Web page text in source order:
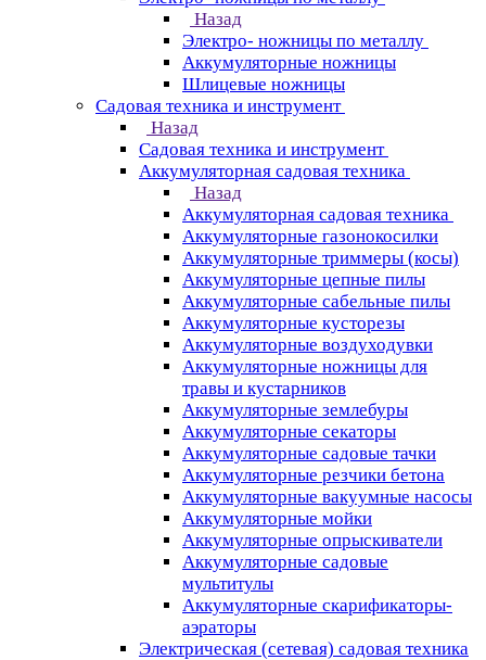
Назад
Электро- ножницы по металлу
Аккумуляторные ножницы
Шлицевые ножницы
Cадовая техника и инструмент
Назад
Cадовая техника и инструмент
Аккумуляторная садовая техника
Назад
Аккумуляторная садовая техника
Аккумуляторные газонокосилки
Аккумуляторные триммеры (косы)
Аккумуляторные цепные пилы
Аккумуляторные сабельные пилы
Аккумуляторные кусторезы
Аккумуляторные воздуходувки
Аккумуляторные ножницы для
травы и кустарников
Аккумуляторные землебуры
Аккумуляторные секаторы
Аккумуляторные садовые тачки
Аккумуляторные резчики бетона
Аккумуляторные вакуумные насосы
Аккумуляторные мойки
Аккумуляторные опрыскиватели
Аккумуляторные садовые
мультитулы
Аккумуляторные скарификаторы-
аэраторы
Электрическая (сетевая) садовая техника